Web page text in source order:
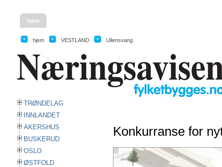
hjem
hjem VESTLAND Ullensvang
TRØNDELAG
INNLANDET
AKERSHUS
BUSKERUD
OSLO
ØSTFOLD
Konkurranse for